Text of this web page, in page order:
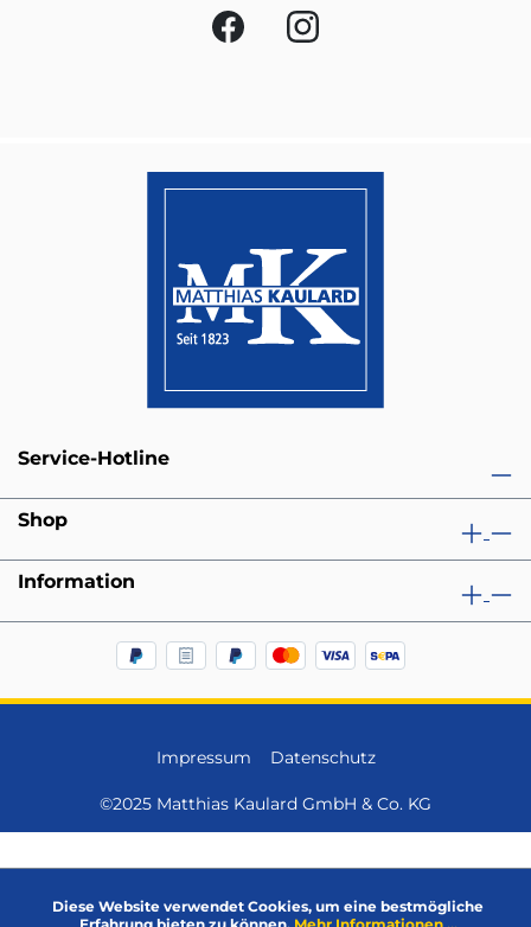
Service-Hotline
Shop
Information
Impressum Datenschutz
©2025 Matthias Kaulard GmbH & Co. KG
Diese Website verwendet Cookies, um eine bestmögliche